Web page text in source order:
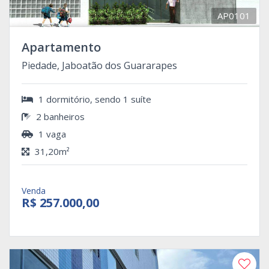
AP0101
Apartamento
Piedade, Jaboatão dos Guararapes
1 dormitório, sendo 1 suíte
2 banheiros
1 vaga
31,20m²
Venda
R$ 257.000,00